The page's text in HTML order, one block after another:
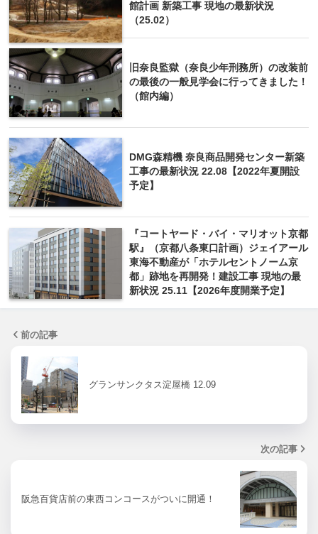
館計画 新築工事 現地の最新状況
（25.02）
旧奈良監獄（奈良少年刑務所）の改装前
の最後の一般見学会に行ってきました！
（館内編）
DMG森精機 奈良商品開発センター新築
工事の最新状況 22.08【2022年夏開設
予定】
『コートヤード・バイ・マリオット京都
駅』（京都八条東口計画）ジェイアール
東海不動産が「ホテルセントノーム京
都」跡地を再開発！建設工事 現地の最
新状況 25.11【2026年度開業予定】
前の記事
グランサンクタス淀屋橋 12.09
次の記事
阪急百貨店前の東西コンコースがついに開通！